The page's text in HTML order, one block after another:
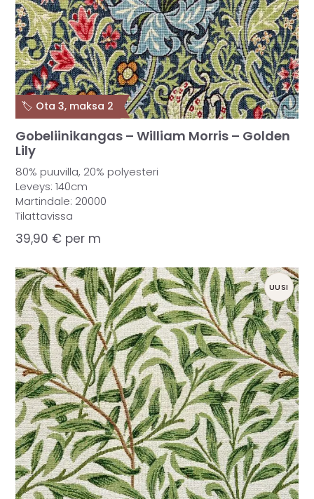
Gobeliinikangas – William Morris – Golden
Lily
80% puuvilla, 20% polyesteri
Leveys: 140cm
Martindale: 20000
Tilattavissa
39,90 € per m
🏷️ Ota 3, maksa 2
UUSI